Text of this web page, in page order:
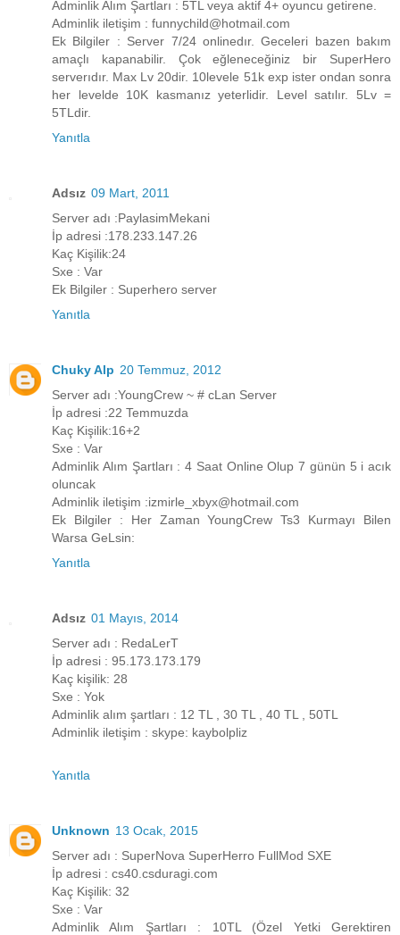
Adminlik Alım Şartları : 5TL veya aktif 4+ oyuncu getirene.
Adminlik iletişim : funnychild@hotmail.com
Ek Bilgiler : Server 7/24 onlinedır. Geceleri bazen bakım
amaçlı kapanabilir. Çok eğleneceğiniz bir SuperHero
serverıdır. Max Lv 20dir. 10levele 51k exp ister ondan sonra
her levelde 10K kasmanız yeterlidir. Level satılır. 5Lv =
5TLdir.
Yanıtla
Adsız 09 Mart, 2011
Server adı :PaylasimMekani
İp adresi :178.233.147.26
Kaç Kişilik:24
Sxe : Var
Ek Bilgiler : Superhero server
Yanıtla
Chuky Alp 20 Temmuz, 2012
Server adı :YoungCrew ~ # cLan Server
İp adresi :22 Temmuzda
Kaç Kişilik:16+2
Sxe : Var
Adminlik Alım Şartları : 4 Saat Online Olup 7 günün 5 i acık
oluncak
Adminlik iletişim :izmirle_xbyx@hotmail.com
Ek Bilgiler : Her Zaman YoungCrew Ts3 Kurmayı Bilen
Warsa GeLsin:
Yanıtla
Adsız 01 Mayıs, 2014
Server adı : RedaLerT
İp adresi : 95.173.173.179
Kaç kişilik: 28
Sxe : Yok
Adminlik alım şartları : 12 TL , 30 TL , 40 TL , 50TL
Adminlik iletişim : skype: kaybolpliz
Yanıtla
Unknown 13 Ocak, 2015
Server adı : SuperNova SuperHerro FullMod SXE
İp adresi : cs40.csduragi.com
Kaç Kişilik: 32
Sxe : Var
Adminlik Alım Şartları : 10TL (Özel Yetki Gerektiren